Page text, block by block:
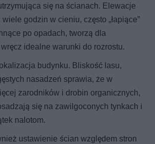
się na ścianach. Elewacje
godzin w cieniu, często „łapiące”
po opadach, tworzą dla
idealne warunki do rozrostu.
budynku. Bliskość lasu,
nasadzeń sprawia, że w
zarodników i drobin organicznych,
się na zawilgoconych tynkach i
nalotom.
ustawienie ścian względem stron